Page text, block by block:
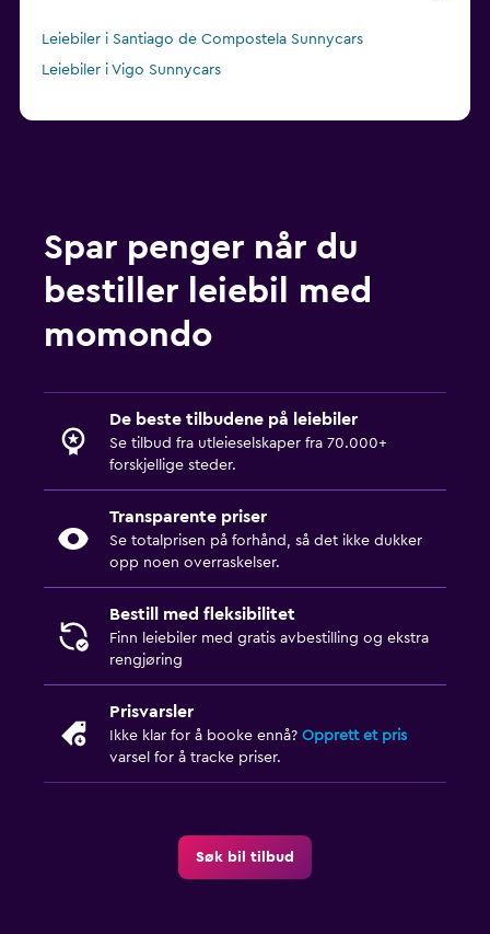
Leiebiler i Santiago de Compostela Sunnycars
Leiebiler i Vigo Sunnycars
Spar penger når du
bestiller leiebil med
momondo
De beste tilbudene på leiebiler
Se tilbud fra utleieselskaper fra 70.000+
forskjellige steder.
Transparente priser
Se totalprisen på forhånd, så det ikke dukker
opp noen overraskelser.
Bestill med fleksibilitet
Finn leiebiler med gratis avbestilling og ekstra
rengjøring
Prisvarsler
Ikke klar for å booke ennå? Opprett et pris
varsel for å tracke priser.
Søk bil tilbud